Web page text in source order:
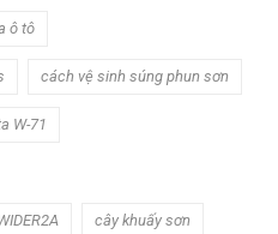
ô tô
cách vệ sinh súng phun sơn
W-71
cây khuấy sơn